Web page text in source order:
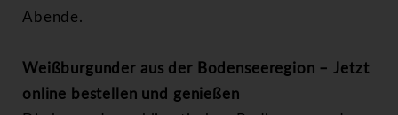
Abende.
Weißburgunder aus der Bodenseeregion – Jetzt
online bestellen und genießen